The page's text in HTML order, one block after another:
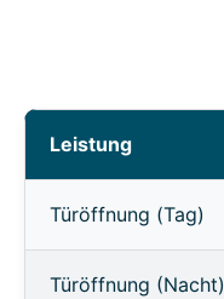
Leistung
Türöffnung (Tag)
Türöffnung (Nacht)